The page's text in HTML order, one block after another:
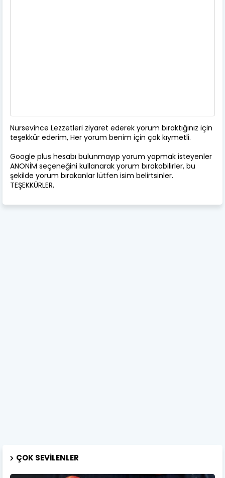
Nursevince Lezzetleri ziyaret ederek yorum bıraktığınız için
teşekkür ederim, Her yorum benim için çok kıymetli.
Google plus hesabı bulunmayıp yorum yapmak isteyenler
ANONİM seçeneğini kullanarak yorum bırakabilirler, bu
şekilde yorum bırakanlar lütfen isim belirtsinler.
TEŞEKKÜRLER,
ÇOK SEVILENLER